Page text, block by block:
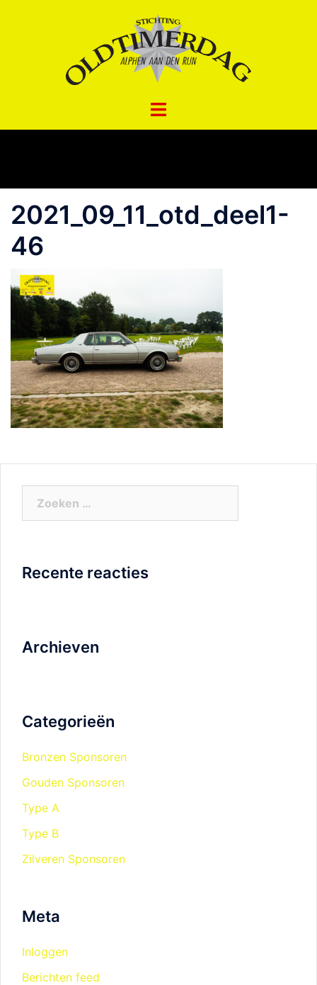
2021_09_11_otd_deel1-
46
Recente reacties
Archieven
Categorieën
Bronzen Sponsoren
Gouden Sponsoren
Type A
Type B
Zilveren Sponsoren
Meta
Inloggen
Berichten feed